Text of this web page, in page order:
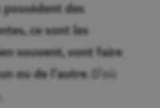
des
ce sont les
souvent, vont faire
ou de l’autre. D’où